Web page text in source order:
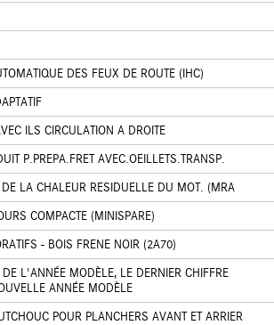
DES FEUX DE ROUTE (IHC)
ILS CIRCULATION A DROITE
P.PREPA.FRET AVEC.OEILLETS.TRANSP.
DE LA CHALEUR RESIDUELLE DU MOT. (MRA
COMPACTE (MINISPARE)
- BOIS FRENE NOIR (2A70)
L'ANNÉE MODÈLE, LE DERNIER CHIFFRE
ANNÉE MODÈLE
POUR PLANCHERS AVANT ET ARRIER